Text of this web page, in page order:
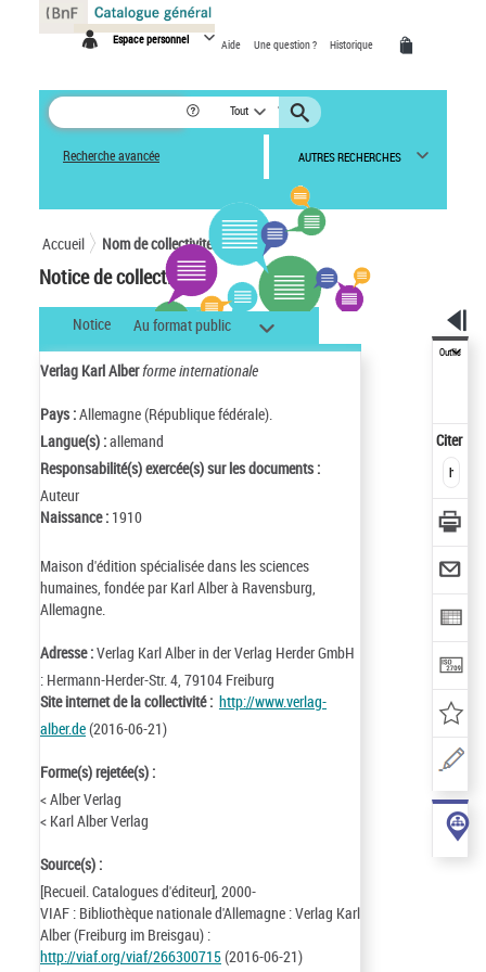
Espace personnel Aide Une question ? Historique
Tout
Recherche avancée AUTRES RECHERCHES
Accueil Nom de collectivité
Notice de collectivité
Notice Au format public
Verlag Karl Alberforme internationale
Pays :Allemagne (République fédérale).
Langue(s) :allemand
Responsabilité(s) exercée(s) sur les documents :
Auteur
Naissance : 1910
Maison d'édition spécialisée dans les sciences
humaines, fondée par Karl Alber à Ravensburg,
Allemagne.
Adresse :Verlag Karl Alber in der Verlag Herder GmbH
: Hermann-Herder-Str. 4, 79104 Freiburg
Site internet de la collectivité : http://www.verlag-
alber.de(2016-06-21)
Forme(s) rejetée(s) :
< Alber Verlag
< Karl Alber Verlag
Source(s) :
[Recueil. Catalogues d'éditeur], 2000-
VIAF : Bibliothèque nationale d'Allemagne : Verlag Karl
Alber (Freiburg im Breisgau) :
http://viaf.org/viaf/266300715(2016-06-21)
Outils
Citer
Panneau de gestion des cookies